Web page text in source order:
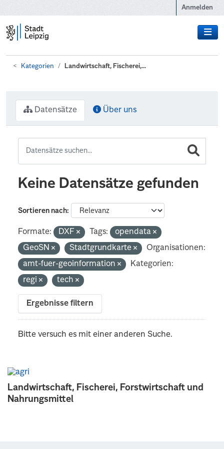
Anmelden
Kategorien Landwirtschaft, Fischerei,...
Landwirtschaft, Fischerei, Forstwirtschaft und
Nahrungsmittel
Datensätze Über uns
Keine Datensätze gefunden
Sortieren nach
Formate: DXF Tags:
opendata
GeoSN
Stadtgrundkarte
Organisationen:
amt-fuer-geoinformation
Kategorien:
regi
tech
Ergebnisse filtern
Bitte versuch es mit einer anderen Suche.